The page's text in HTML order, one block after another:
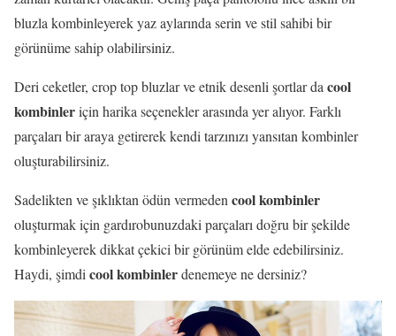
bluzla kombinleyerek yaz aylarında serin ve stil sahibi bir
görünüme sahip olabilirsiniz.
Deri ceketler, crop top bluzlar ve etnik desenli şortlar dacool
kombinleriçin harika seçenekler arasında yer alıyor. Farklı
parçaları bir araya getirerek kendi tarzınızı yansıtan kombinler
oluşturabilirsiniz.
Sadelikten ve şıklıktan ödün vermedencool kombinler
oluşturmak için gardırobunuzdaki parçaları doğru bir şekilde
kombinleyerek dikkat çekici bir görünüm elde edebilirsiniz.
Haydi, şimdicool kombinlerdenemeye ne dersiniz?